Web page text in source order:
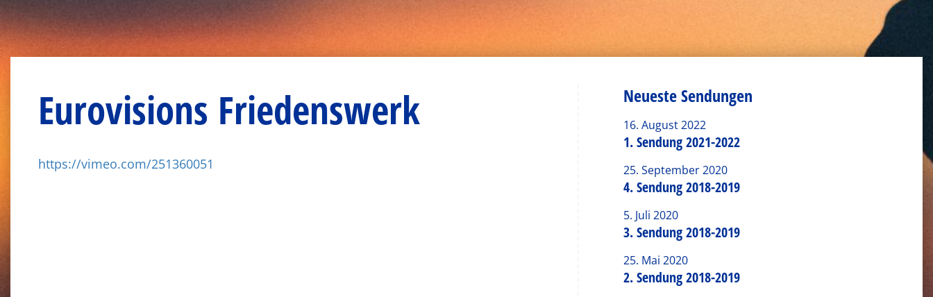
Eurovisions Friedenswerk
https://vimeo.com/251360051
Neueste Sendungen
16. August 2022
1. Sendung 2021-2022
25. September 2020
4. Sendung 2018-2019
5. Juli 2020
3. Sendung 2018-2019
25. Mai 2020
2. Sendung 2018-2019